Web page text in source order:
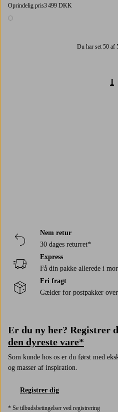
Oprindelig pris3 499 DKK
1 farve
Du har set 50 af
1
Nem retur
30 dages returret*
Express
Få din pakke allerede i
Fri fragt
Gælder for postpakker
Er du ny her? Registrer
den dyreste vare*
Som kunde hos os er du først med
og masser af inspiration.
Registrer dig
* Se tilbudsbetingelser ved registrering